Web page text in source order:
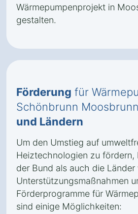
Wärmepumpenprojekt in
gestalten.
Förderung für
Schönbrunn Moosbrunn
und Ländern
Um den Umstieg auf
Heiztechnologien zu fördern,
der Bund als auch die
Unterstützungsmaßnahmen
Förderprogramme für
sind einige Möglichkeiten: